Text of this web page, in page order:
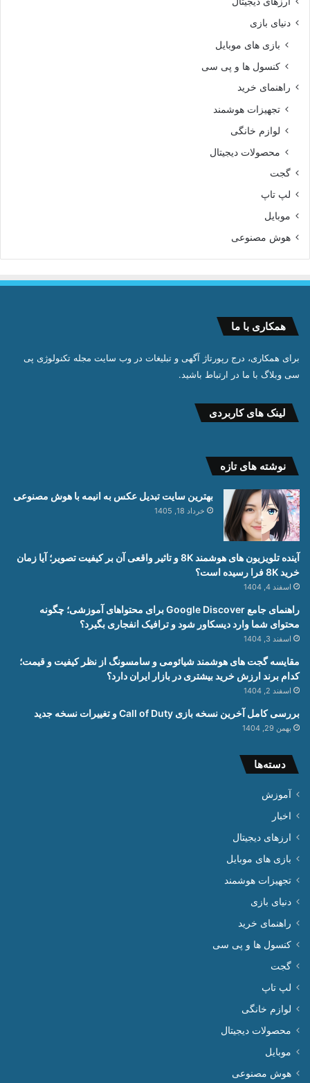
دنیای بازی
بازی های موبایل
کنسول ها و پی سی
راهنمای خرید
تجهیزات هوشمند
لوازم خانگی
محصولات دیجیتال
گجت
لپ تاپ
موبایل
هوش مصنوعی
همکاری با ما
برای همکاری، درج رپورتاژ آگهی و تبلیغات در وب سایت مجله تکنولوژی پی
سی وبلاگ با ما در ارتباط باشید.
لینک های کاربردی
نوشته های تازه
بهترین سایت تبدیل عکس به انیمه با هوش مصنوعی
خرداد 18, 1405
آینده تلویزیون های هوشمند 8K و تاثیر واقعی آن بر کیفیت تصویر؛ آیا زمان
خرید 8K فرا رسیده است؟
اسفند 4, 1404
راهنمای جامع Google Discover برای محتواهای آموزشی؛ چگونه
محتوای شما وارد دیسکاور شود و ترافیک انفجاری بگیرد؟
اسفند 3, 1404
مقایسه گجت های هوشمند شیائومی و سامسونگ از نظر کیفیت و قیمت؛
کدام برند ارزش خرید بیشتری در بازار ایران دارد؟
اسفند 2, 1404
بررسی کامل آخرین نسخه بازی Call of Duty و تغییرات نسخه جدید
بهمن 29, 1404
دسته‌ها
آموزش
اخبار
ارزهای دیجیتال
بازی های موبایل
تجهیزات هوشمند
دنیای بازی
راهنمای خرید
کنسول ها و پی سی
گجت
لپ تاپ
لوازم خانگی
محصولات دیجیتال
موبایل
هوش مصنوعی